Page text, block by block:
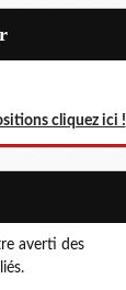
cliquez ici !
averti des